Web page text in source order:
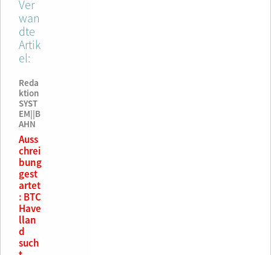
Ver
wan
dte
Artik
el:
Reda
ktion
SYST
EM||B
AHN
Auss
chrei
bung
gest
artet
: BTC
Have
llan
d
such